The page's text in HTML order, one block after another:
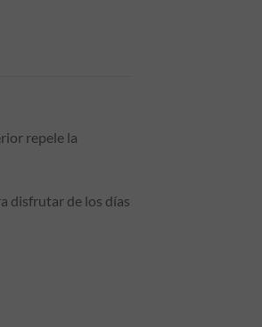
repele la
disfrutar de los días